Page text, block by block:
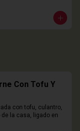
Con Tofu Y
con tofu, culantro,
la casa, ligado en